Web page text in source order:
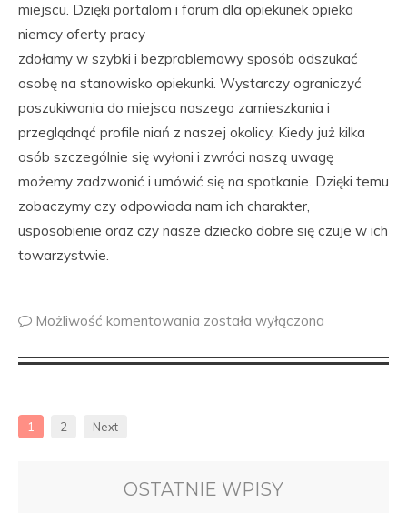
miejscu. Dzięki portalom i forum dla opiekunek opieka
niemcy oferty pracy
zdołamy w szybki i bezproblemowy sposób odszukać
osobę na stanowisko opiekunki. Wystarczy ograniczyć
poszukiwania do miejsca naszego zamieszkania i
przeglądnąć profile niań z naszej okolicy. Kiedy już kilka
osób szczególnie się wyłoni i zwróci naszą uwagę
możemy zadzwonić i umówić się na spotkanie. Dzięki temu
zobaczymy czy odpowiada nam ich charakter,
usposobienie oraz czy nasze dziecko dobre się czuje w ich
towarzystwie.
Możliwość komentowania została wyłączona
1 2 Next
OSTATNIE WPISY